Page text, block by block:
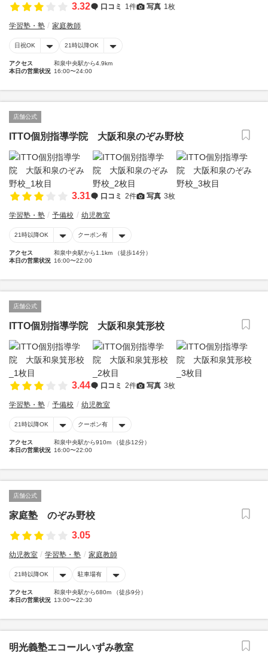
3.32 口コミ 1件 写真 1枚
学習塾・塾 家庭教師
日祝OK 21時以降OK
アクセス
和泉中央駅から4.9km
本日の営業状況 16:00〜24:00
店舗公式
ITTO個別指導学院 大阪和泉のぞみ野校
3.31 口コミ 2件 写真 3枚
学習塾・塾 予備校 幼児教室
21時以降OK クーポン有
アクセス
和泉中央駅から1.1km （徒歩14分）
本日の営業状況 16:00〜22:00
店舗公式
ITTO個別指導学院 大阪和泉箕形校
3.44 口コミ 2件 写真 3枚
学習塾・塾 予備校 幼児教室
21時以降OK クーポン有
アクセス
和泉中央駅から910m （徒歩12分）
本日の営業状況 16:00〜22:00
店舗公式
家庭塾 のぞみ野校
3.05
幼児教室 学習塾・塾 家庭教師
21時以降OK 駐車場有
アクセス
和泉中央駅から680m （徒歩9分）
本日の営業状況 13:00〜22:30
明光義塾エコールいずみ教室